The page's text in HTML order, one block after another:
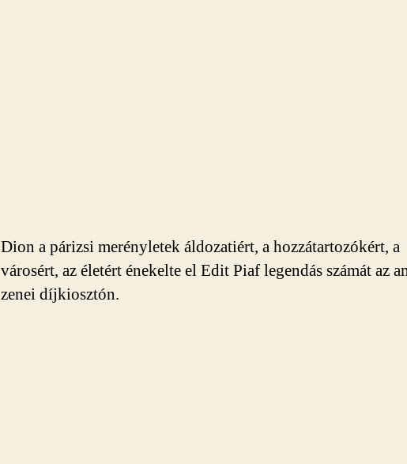
Dion a párizsi merényletek áldozatiért, a hozzátartozókért, a
városért, az életért énekelte el Edit Piaf legendás számát az
zenei díjkiosztón.